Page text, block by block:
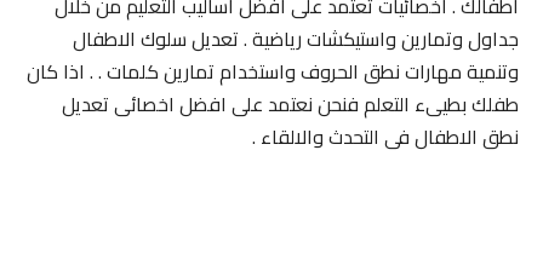
جداول وتمارين واستيكشات رياضية . تعديل سلوك الاطفال
وتنمية مهارات نطق الحروف واستخدام تمارين كلمات . . اذا كان
طفلك بطيىء التعلم فنحن نعتمد على افضل اخصائى تعديل
نطق الاطفال فى التحدث والالقاء .